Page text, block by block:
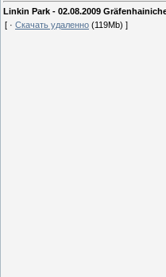
Linkin Park - 02.08.2009
[ · Скачать удаленно (119Mb) ]